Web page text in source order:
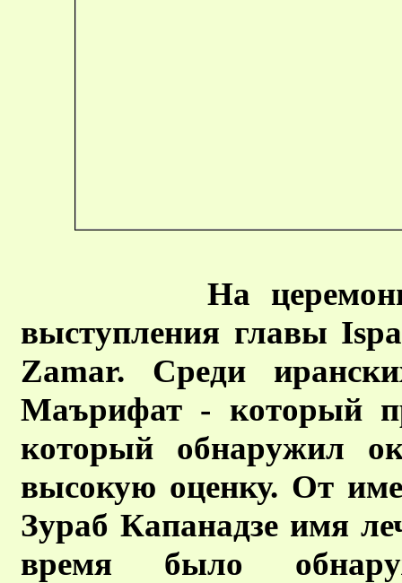
На
выступления главы
Zamar. Среди
Маърифат - который
который обнаружил
высокую оценку. От
Зураб Капанадзе имя
время было